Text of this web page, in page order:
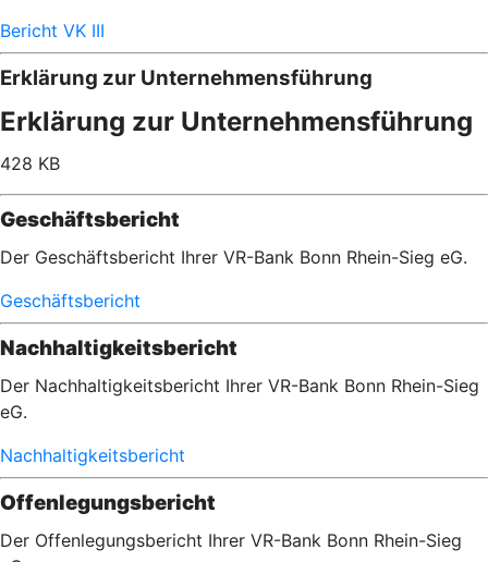
Bericht VK III
Erklärung zur Unternehmensführung
Erklärung zur Unternehmensführung
428 KB
Geschäftsbericht
Der Geschäftsbericht Ihrer VR-Bank Bonn Rhein-Sieg eG.
Geschäftsbericht
Nachhaltigkeitsbericht
Der Nachhaltigkeitsbericht Ihrer VR-Bank Bonn Rhein-Sieg
eG.
Nachhaltigkeitsbericht
Offenlegungsbericht
Der Offenlegungsbericht Ihrer VR-Bank Bonn Rhein-Sieg